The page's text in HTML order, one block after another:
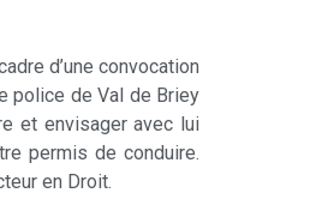
d’une convocation
police de Val de Briey
et envisager avec lui
permis de conduire.
en Droit.